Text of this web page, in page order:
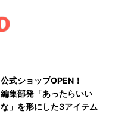
公式ショップOPEN！
編集部発「あったらいい
な」を形にした3アイテム